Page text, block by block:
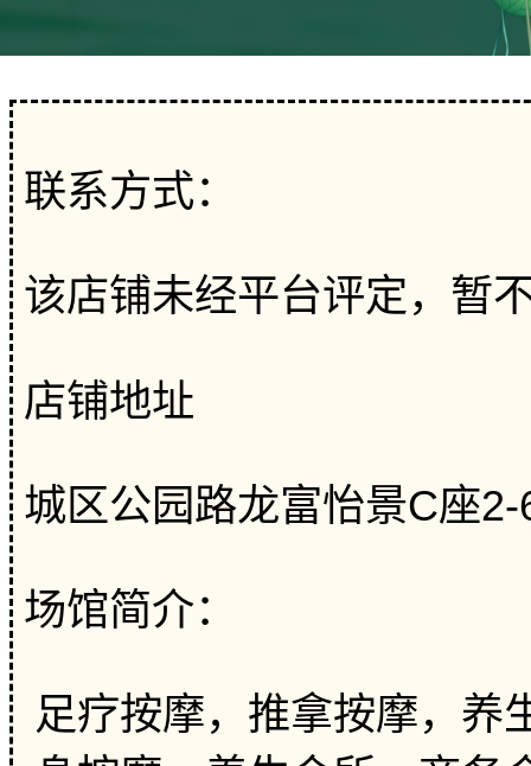
联系方式：
该店铺未经平台评定，暂
店铺地址
城区公园路龙富怡景C座
场馆简介：
足疗按摩，推拿按摩，养